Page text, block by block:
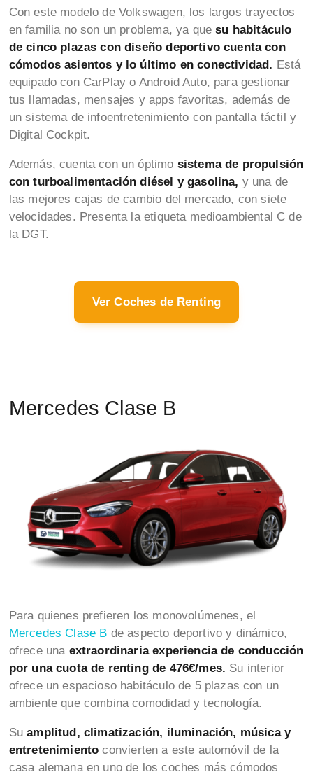
Con este modelo de Volkswagen, los largos trayectos
en familia no son un problema, ya quesu habitáculo
de cinco plazas con diseño deportivo cuenta con
cómodos asientos y lo último en conectividad. Está
equipado con CarPlay o Android Auto, para gestionar
tus llamadas, mensajes y apps favoritas, además de
un sistema de infoentretenimiento con pantalla táctil y
Digital Cockpit.
Además, cuenta con un óptimo sistema de propulsión
con turboalimentación diésel y gasolina, y una de
las mejores cajas de cambio del mercado, con siete
velocidades. Presenta la etiqueta medioambiental C de
la DGT.
Ver Coches de Renting
Mercedes Clase B
Para quienes prefieren los monovolúmenes, el
Mercedes Clase B de aspecto deportivo y dinámico,
ofrece una extraordinaria experiencia de conducción
por una cuota de renting de 476€/mes. Su interior
ofrece un espacioso habitáculo de 5 plazas con un
ambiente que combina comodidad y tecnología.
Suamplitud, climatización, iluminación, música y
entretenimiento convierten a este automóvil de la
casa alemana en uno de los coches más cómodos